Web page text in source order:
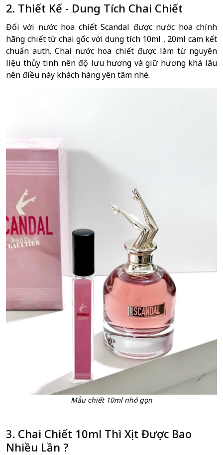
2. Thiết Kế - Dung Tích Chai Chiết
Đối với nước hoa chiết Scandal được nước hoa chính
hãng chiết từ chai gốc với dung tích 10ml , 20ml cam kết
chuẩn auth. Chai nước hoa chiết được làm từ nguyên
liệu thủy tinh nên độ lưu hương và giữ hương khá lâu
nên điều này khách hàng yên tâm nhé.
Mẫu chiết 10ml nhỏ gọn
3. Chai Chiết 10ml Thì Xịt Được Bao
Nhiều Lần ?